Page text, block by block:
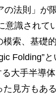
法則」が
意識されて
索、基礎
Folding”
大手半導
見方もあ